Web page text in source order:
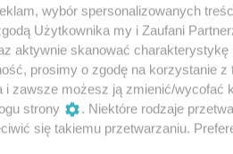
filmy o Agencie 007,
style i dekady historii.
wybór spersonalizowanych
Użytkownika my i Zaufani
aktywnie skanować
prosimy o zgodę na korzystanie z
i zawsze możesz ją zmienić/
strony
. Niektóre rodzaje
się takiemu przetwarzaniu.